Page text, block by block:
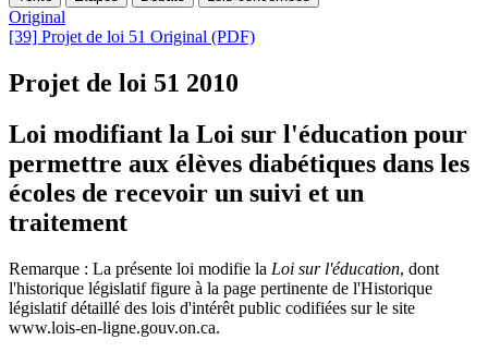
Original
[39] Projet de loi 51 Original (PDF)
Projet de loi 51 2010
Loi modifiant la Loi sur l'éducation pour
permettre aux élèves diabétiques dans les
écoles de recevoir un suivi et un
traitement
Remarque : La présente loi modifie la Loi sur l'éducation, dont
l'historique législatif figure à la page pertinente de l'Historique
législatif détaillé des lois d'intérêt public codifiées sur le site
www.lois-en-ligne.gouv.on.ca.